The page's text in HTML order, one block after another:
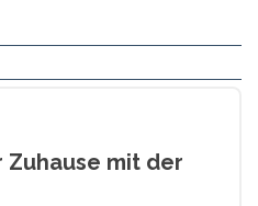
Zuhause mit der